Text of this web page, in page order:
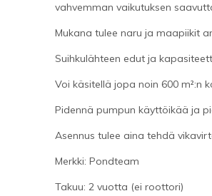
vahvemman vaikutuksen
Mukana tulee naru ja maapiikit
Suihkulähteen edut ja
Voi käsitellä jopa noin 600 m²:n
Pidennä pumpun käyttöikää ja
Asennus tulee aina tehdä
Merkki: Pondteam
Takuu: 2 vuotta (ei roottori)